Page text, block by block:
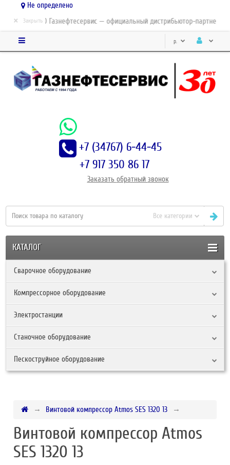
Не определено
ЗАО Газнефтесервис — официальный дистрибьютор-партнер
× Закрыть
р.
+7 (34767) 6-44-45
+7 917 350 86 17
Заказать обратный звонок
Все категории
КАТАЛОГ
Сварочное оборудование
Компрессорное оборудование
Электростанции
Станочное оборудование
Пескоструйное оборудование
Винтовой компрессор Atmos SES 1320 13
Винтовой компрессор Atmos
SES 1320 13